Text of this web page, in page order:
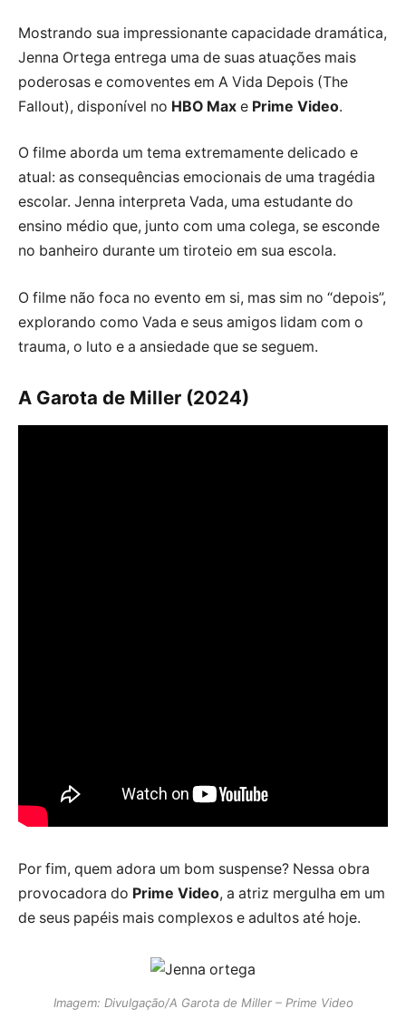
Mostrando sua impressionante capacidade dramática,
Jenna Ortega entrega uma de suas atuações mais
poderosas e comoventes em A Vida Depois (The
Fallout), disponível no HBO Max e Prime Video.
O filme aborda um tema extremamente delicado e
atual: as consequências emocionais de uma tragédia
escolar. Jenna interpreta Vada, uma estudante do
ensino médio que, junto com uma colega, se esconde
no banheiro durante um tiroteio em sua escola.
O filme não foca no evento em si, mas sim no “depois”,
explorando como Vada e seus amigos lidam com o
trauma, o luto e a ansiedade que se seguem.
A Garota de Miller (2024)
Por fim, quem adora um bom suspense? Nessa obra
provocadora do Prime Video, a atriz mergulha em um
de seus papéis mais complexos e adultos até hoje.
Imagem: Divulgação/A Garota de Miller – Prime Video